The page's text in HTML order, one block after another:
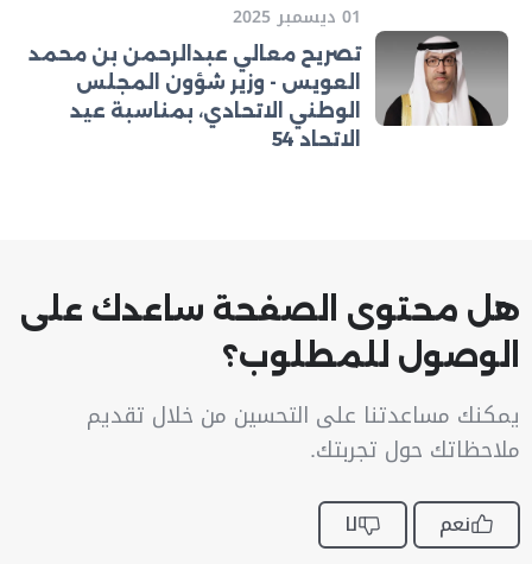
01 ديسمبر 2025
تصريح معالي عبدالرحمن بن محمد
العويس - وزير شؤون المجلس
الوطني الاتحادي، بمناسبة عيد
الاتحاد 54
هل محتوى الصفحة ساعدك على
الوصول للمطلوب؟
يمكنك مساعدتنا على التحسين من خلال تقديم
ملاحظاتك حول تجربتك.
نعم لا